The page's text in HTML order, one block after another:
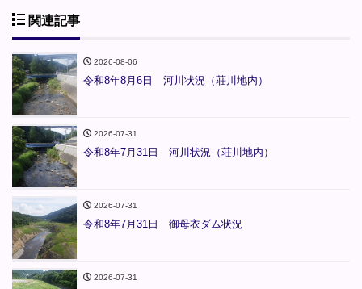
関連記事
2026-08-06
令和8年8月6日 河川状況（荘川地内）
2026-07-31
令和8年7月31日 河川状況（荘川地内）
2026-07-31
令和8年7月31日 御母衣ダム状況
2026-07-31